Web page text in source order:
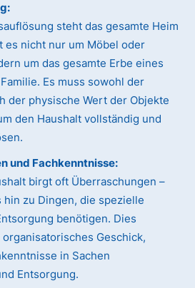
steht das gesamte Heim
es nicht nur um Möbel oder
um das gesamte Erbe eines
Es muss sowohl der
der physische Wert der Objekte
den Haushalt vollständig und
und Fachkenntnisse:
birgt oft Überraschungen –
hin zu Dingen, die spezielle
benötigen. Dies
Geschick,
in Sachen
Entsorgung.